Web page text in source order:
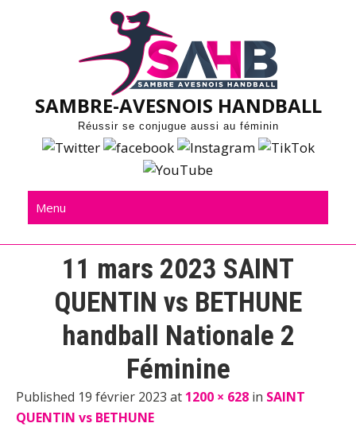
SAMBRE-AVESNOIS HANDBALL
Réussir se conjugue aussi au féminin
Menu
11 mars 2023 SAINT
QUENTIN vs BETHUNE
handball Nationale 2
Féminine
Published 19 février 2023 at 1200 × 628 in SAINT
QUENTIN vs BETHUNE